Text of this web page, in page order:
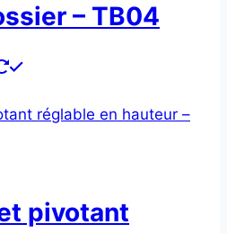
– TB04
pivotant